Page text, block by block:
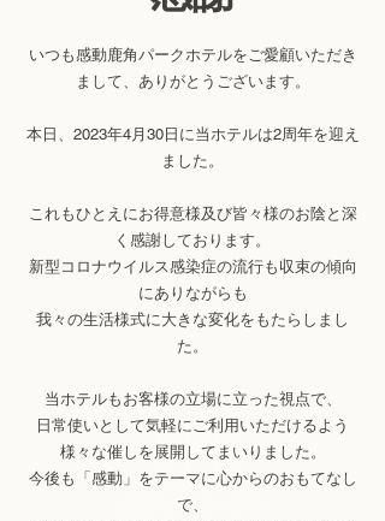
いつも感動鹿角パークホテルをご愛顧いただき
まして、ありがとうございます。
本日、2023年4月30日に当ホテルは2周年を迎え
ました。
これもひとえにお得意様及び皆々様のお陰と深
く感謝しております。
新型コロナウイルス感染症の流行も収束の傾向
にありながらも
我々の生活様式に大きな変化をもたらしまし
た。
当ホテルもお客様の立場に立った視点で、
日常使いとして気軽にご利用いただけるよう
様々な催しを展開してまいりました。
今後も「感動」をテーマに心からのおもてなし
で、